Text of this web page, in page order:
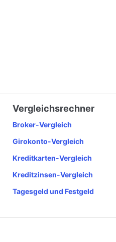
Vergleichsrechner
Broker-Vergleich
Girokonto-Vergleich
Kreditkarten-Vergleich
Kreditzinsen-Vergleich
Tagesgeld und Festgeld